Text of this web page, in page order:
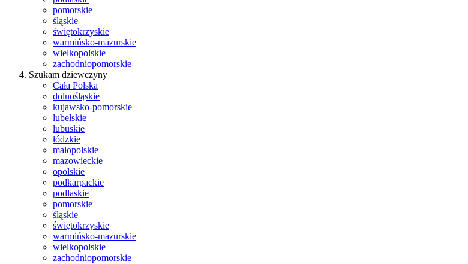
pomorskie
śląskie
świętokrzyskie
warmińsko-mazurskie
wielkopolskie
zachodniopomorskie
Szukam dziewczyny
Cała Polska
dolnośląskie
kujawsko-pomorskie
lubelskie
lubuskie
łódzkie
małopolskie
mazowieckie
opolskie
podkarpackie
podlaskie
pomorskie
śląskie
świętokrzyskie
warmińsko-mazurskie
wielkopolskie
zachodniopomorskie